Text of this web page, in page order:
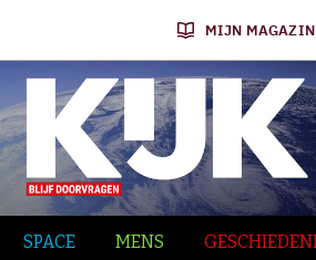
MIJN
SPACE MENS